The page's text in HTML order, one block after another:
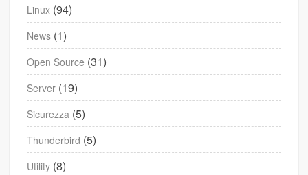
Linux (94)
News (1)
Open Source (31)
Server (19)
Sicurezza (5)
Thunderbird (5)
Utility (8)